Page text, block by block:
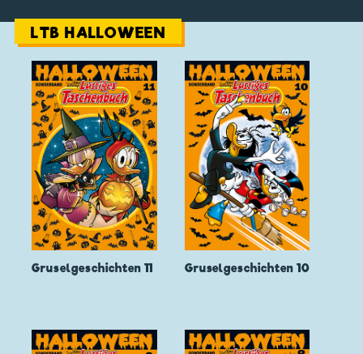
LTB HALLOWEEN
Gruselgeschichten 11 Gruselgeschichten 10